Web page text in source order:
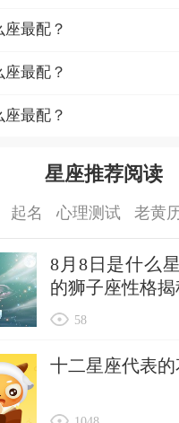
最配？
最配？
最配？
星座推荐阅读
起名 心理测试 老黄
8月8日是什么
的狮子座性格揭
58
十二星座代表